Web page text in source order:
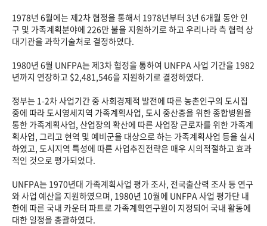
1978년 6월에는 제2차 협정을 통해서 1978년부터 3년 6개월 동안 인
구 및 가족계획분야에 226만 불을 지원하기로 하고 우리나라 측 협력 상
대기관을 과학기술처로 결정하였다.
1980년 6월 UNFPA는 제3차 협정을 통하여 UNFPA 사업 기간을 1982
년까지 연장하고 $2,481,546을 지원하기로 결정하였다.
정부는 1-2차 사업기간 중 사회경제적 발전에 따른 농촌인구의 도시집
중에 따라 도시영세지역 가족계획사업, 도시 중산층을 위한 종합병원을
통한 가족계획사업, 산업장의 확산에 따른 사업장 근로자를 위한 가족계
획사업, 그리고 현역 및 예비군을 대상으로 하는 가족계획사업 등을 실시
하였고, 도시지역 특성에 따른 사업추진전략은 매우 시의적절하고 효과
적인 것으로 평가되었다.
UNFPA는 1970년대 가족계획사업 평가 조사, 전국출산력 조사 등 연구
와 사업 예산을 지원하였으며, 1980년 10월에 UNFPA 사업 평가단 내
한에 따른 국내 카운터 파트로 가족계획연구원이 지정되어 국내 활동에
대한 일정을 총괄하였다.